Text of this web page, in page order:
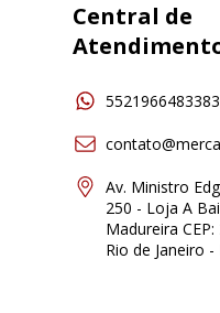
Central de
5521966483383
Av. Ministro
250 - Loja A
Madureira
Rio de Janeiro -